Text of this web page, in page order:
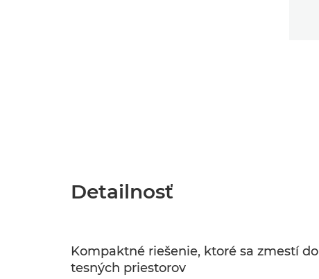
Detailnosť
Kompaktné riešenie, ktoré sa zmestí do
tesných priestorov